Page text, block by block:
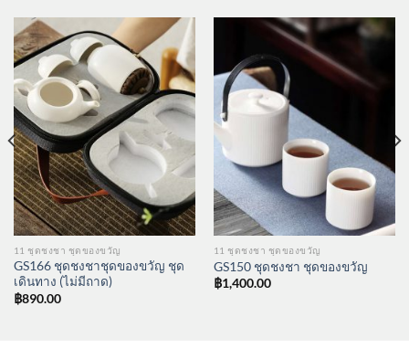
11 ชุดชงชา ชุดของขวัญ
GS166 ชุดชงชาชุดของขวัญ ชุด
เดินทาง (ไม่มีถาด)
฿890.00
11 ชุดชงชา ชุดของขวัญ
GS150 ชุดชงชา ชุดของขวัญ
฿1,400.00